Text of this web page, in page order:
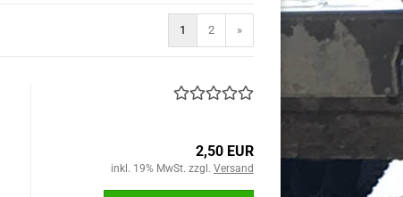
1 2 »
2,50 EUR
inkl. 19% MwSt. zzgl. Versand